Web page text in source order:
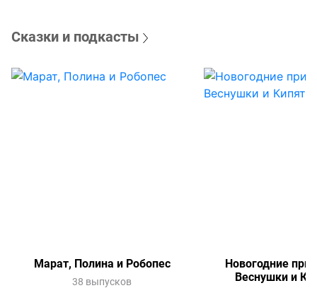
Сказки и подкасты
Марат, Полина и Робопес
38 выпусков
Новогодние
Веснушки и